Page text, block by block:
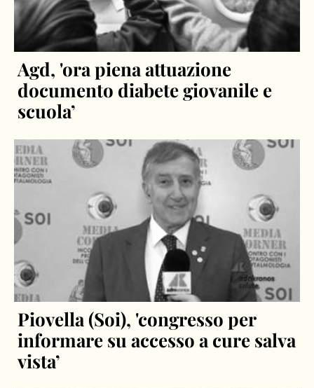
Agd, 'ora piena attuazione
documento diabete giovanile e
scuola’
Piovella (Soi), 'congresso per
informare su accesso a cure salva
vista’